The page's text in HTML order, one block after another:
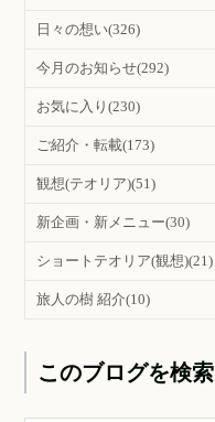
日々の想い(326)
今月のお知らせ(292)
お気に入り(230)
ご紹介・転載(173)
観想(テオリア)(51)
新企画・新メニュー(30)
ショートテオリア(観想)(21)
旅人の樹 紹介(10)
このブログを検索